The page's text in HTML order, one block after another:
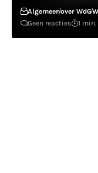
Algemeenover WdG
Geen reacties
1